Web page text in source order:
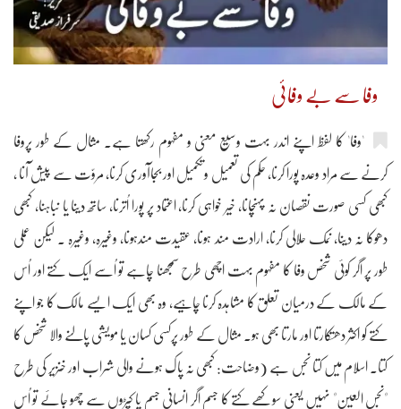
وفا سے بے وفائی
'وفا' کا لفظ اپنے اندر بہت وسیع معنی و مفہوم رکھتا ہے۔ مثال کے طور پروفا
کرنے سے مراد وعدہ پورا کرنا، حکم کی تعمیل وتکمیل اور بجاآوری کرنا، مروّت سے پیش آنا ،
کبھی کسی صورت نقصان نہ پہنچانا، خیر خواہی کرنا، اعتماد پر پورا اُترنا، ساتھ دینا یا نباہنا، کبھی
دھوکا نہ دینا، نمک حلالی کرنا، ارادت مند ہونا، عقیدت مندہونا، وغیرہ، وغیرہ ۔ لیکن عملی
طور پر اگر کوئی شخص وفا کا مفہوم بہت اچھی طرح سمجھنا چاہے تو اُسے ایک کتے اور اُس
کے مالک کے درمیان تعلق کا مشاہدہ کرنا چاہیے، وہ بھی ایک ایسے مالک کا جو اپنے
کتے کو اکثر دھتکارتا اور مارتا بھی ہو۔ مثال کے طور پرکسی کسان یا مویشی پالنے والا شخص کا
کتا۔ اسلام میں کتا نجس ہے (وضاحت: کبھی نہ پاک ہونے والی شراب اور خنزیر کی طرح
"نجس العین" نہیں یعنی سوکھے کتے کا جسم اگر انسانی جسم یا کپڑوں سے چھو جائے تو اُس